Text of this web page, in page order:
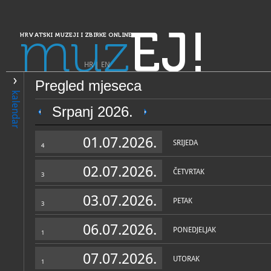
HRVATSKI MUZEJI I ZBIRKE ONLINE
muzEJ!
HR| EN
kalendar
Pregled mjeseca
Srpanj 2026.
4 01.07.2026. SRIJEDA
3 02.07.2026. ČETVRTAK
3 03.07.2026. PETAK
1 06.07.2026. PONEDJELJAK
1 07.07.2026. UTORAK
PRETRAŽIVANJE
Dalmacija
Gradski muzej Makarska
OPĆI PODACI